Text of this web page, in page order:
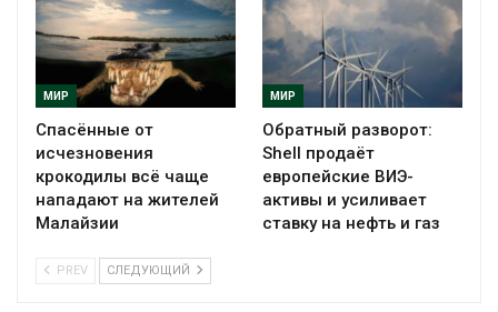
МИР
Спасённые от
исчезновения
крокодилы всё чаще
нападают на жителей
Малайзии
МИР
Обратный разворот:
Shell продаёт
европейские ВИЭ-
активы и усиливает
ставку на нефть и газ
PREV СЛЕДУЮЩИЙ